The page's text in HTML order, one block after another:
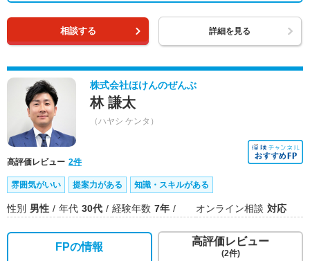
相談する 詳細を見る
株式会社ほけんのぜんぶ
林 謙太
（ハヤシ ケンタ）
高評価レビュー 2件
雰囲気がいい 提案力がある 知識・スキルがある
性別 男性 年代 30代 経験年数 7年 オンライン相談 対応
FPの情報 高評価レビュー
(2件)